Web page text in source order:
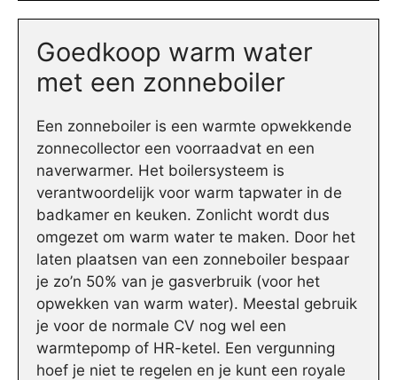
Goedkoop warm water
met een zonneboiler
Een zonneboiler is een warmte opwekkende
zonnecollector een voorraadvat en een
naverwarmer. Het boilersysteem is
verantwoordelijk voor warm tapwater in de
badkamer en keuken. Zonlicht wordt dus
omgezet om warm water te maken. Door het
laten plaatsen van een zonneboiler bespaar
je zo’n 50% van je gasverbruik (voor het
opwekken van warm water). Meestal gebruik
je voor de normale CV nog wel een
warmtepomp of HR-ketel. Een vergunning
hoef je niet te regelen en je kunt een royale